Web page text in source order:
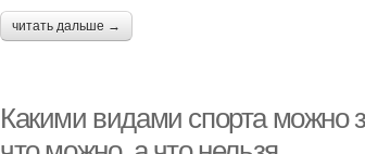
читать дальше →
Какими видами спорта можно